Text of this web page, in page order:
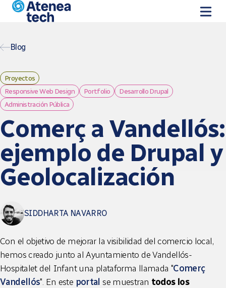
Skip to main content
Blog
Proyectos
Responsive Web Design
Portfolio
Desarrollo Drupal
Administración Pública
Comerç a Vandellós:
ejemplo de Drupal y
Geolocalización
SIDDHARTA NAVARRO
Con el objetivo de mejorar la visibilidad del comercio local,
hemos creado junto al Ayuntamiento de Vandellós-
Hospitalet del Infant una plataforma llamada "Comerç
Vandellós". En este portalse muestran todos los